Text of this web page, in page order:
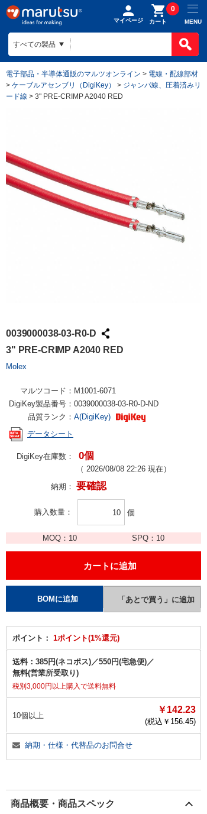
マイページ カート
0
MENU
電子部品・半導体通販のマルツオンライン > 電線・配線部材
> ケーブルアセンブリ（DigiKey） > ジャンパ線、圧着済みリ
ード線 > 3" PRE-CRIMP A2040 RED
0039000038-03-R0-D
3" PRE-CRIMP A2040 RED
Molex
マルツコード： M1001-6071
DigiKey製品番号： 0039000038-03-R0-D-ND
品質ランク： A(DigiKey)
データシート
DigiKey在庫数： 0個
（ 2026/08/08 22:26 現在）
納期： 要確認
購入数量 個
MOQ： 10 SPQ： 10
ポイント： 1ポイント(1%還元)
送料： 385円(ネコポス)／550円(宅急便)／
無料(営業所受取り)
税別3,000円以上購入で送料無料
10個以上
￥142.23
(税込￥ 156.45)
納期・仕様・代替品のお問合せ
商品概要・商品スペック